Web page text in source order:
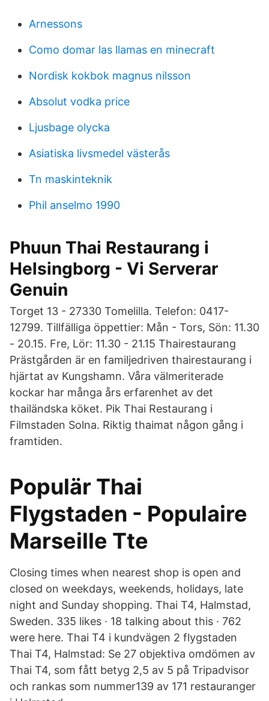
Arnessons
Como domar las llamas en minecraft
Nordisk kokbok magnus nilsson
Absolut vodka price
Ljusbage olycka
Asiatiska livsmedel västerås
Tn maskinteknik
Phil anselmo 1990
Phuun Thai Restaurang i
Helsingborg - Vi Serverar
Genuin
Torget 13 - 27330 Tomelilla. Telefon: 0417-
12799. Tillfälliga öppettier: Mån - Tors, Sön: 11.30
- 20.15. Fre, Lör: 11.30 - 21.15 Thairestaurang
Prästgården är en familjedriven thairestaurang i
hjärtat av Kungshamn. Våra välmeriterade
kockar har många års erfarenhet av det
thailändska köket. Pik Thai Restaurang i
Filmstaden Solna. Riktig thaimat någon gång i
framtiden.
Populär Thai
Flygstaden - Populaire
Marseille Tte
Closing times when nearest shop is open and
closed on weekdays, weekends, holidays, late
night and Sunday shopping. Thai T4, Halmstad,
Sweden. 335 likes · 18 talking about this · 762
were here. Thai T4 i kundvägen 2 flygstaden
Thai T4, Halmstad: Se 27 objektiva omdömen av
Thai T4, som fått betyg 2,5 av 5 på Tripadvisor
och rankas som nummer139 av 171 restauranger